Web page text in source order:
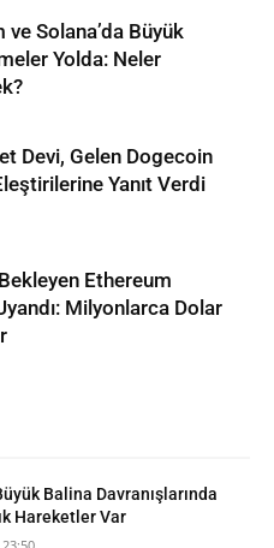
ve Solana’da Büyük
Yolda: Neler
Devi, Gelen Dogecoin
Yanıt Verdi
Bekleyen Ethereum
Milyonlarca Dolar
Balina Davranışlarında
Hareketler Var